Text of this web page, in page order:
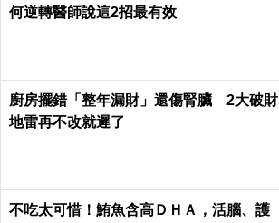
何逆轉醫師說這2招最有效
廚房擺錯「整年漏財」還傷腎臟 2大破財
地雷再不改就遲了
不吃太可惜！鮪魚含高ＤＨＡ，活腦、護